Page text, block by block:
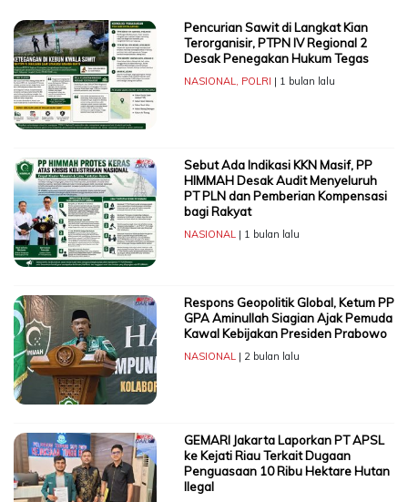
Pencurian Sawit di Langkat Kian
Terorganisir, PTPN IV Regional 2
Desak Penegakan Hukum Tegas
NASIONAL, POLRI | 1 bulan lalu
Sebut Ada Indikasi KKN Masif, PP
HIMMAH Desak Audit Menyeluruh
PT PLN dan Pemberian Kompensasi
bagi Rakyat
NASIONAL| 1 bulan lalu
Respons Geopolitik Global, Ketum PP
GPA Aminullah Siagian Ajak Pemuda
Kawal Kebijakan Presiden Prabowo
NASIONAL| 2 bulan lalu
GEMARI Jakarta Laporkan PT APSL
ke Kejati Riau Terkait Dugaan
Penguasaan 10 Ribu Hektare Hutan
Ilegal